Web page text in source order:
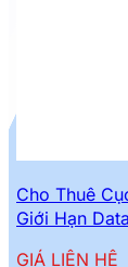
Cho Thuê
Giới Hạn
GIÁ LIÊN HỆ